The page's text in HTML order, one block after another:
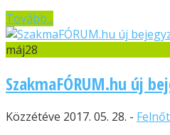
Tovább...
máj28
SzakmaFÓRUM.hu új
Közzétéve 2017. 05. 28. -